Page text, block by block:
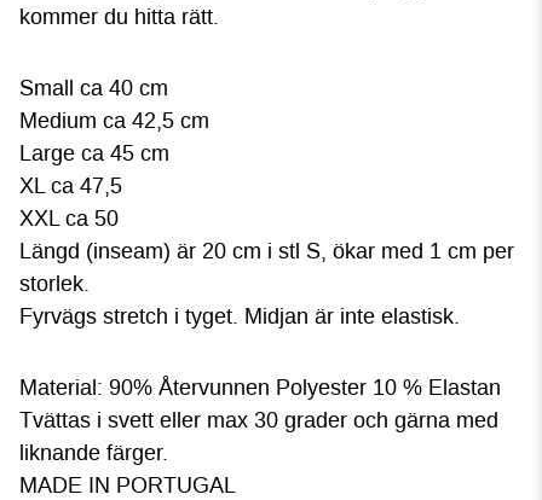
kommer du hitta rätt.
Small ca 40 cm
Medium ca 42,5 cm
Large ca 45 cm
XL ca 47,5
XXL ca 50
Längd (inseam) är 20 cm i stl S, ökar med 1 cm per
storlek.
Fyrvägs stretch i tyget. Midjan är inte elastisk.
Material: 90% Återvunnen Polyester 10 % Elastan
Tvättas i svett eller max 30 grader och gärna med
liknande färger.
MADE IN PORTUGAL